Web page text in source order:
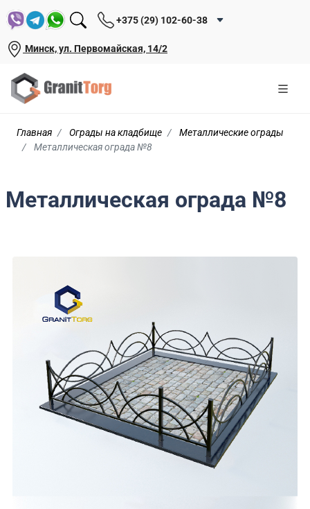
+375 (29) 102-60-38
Минск, ул. Первомайская, 14/2
Главная Ограды на кладбище
Металлические ограды
Металлическая ограда №8
Металлическая ограда №8